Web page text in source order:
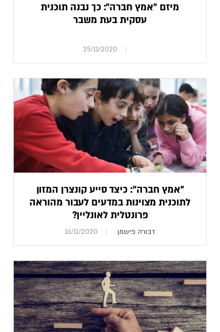
מיזם "אמץ חברה": כך נבנה תוכנית
עסקית בעת משבר
25/11/2020
"אמץ חברה": כיצד סייע קונצרן המזון
לתוכנית מצוינות במדעים לעבור מהוראה
פרונטלית לאונליין?
דבורה פישמן 16/11/2020